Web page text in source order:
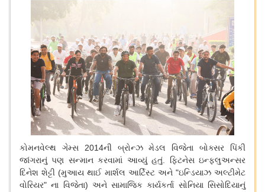
કોમનવેલ્થ ગેમ્સ2014ની બ્રોન્ઝ મેડલ વિજેતા બોક્સર
પિંકી
જાંગરાનું પણ સન્માન કરવામાં આવ્યું હતું. ફિટનેસ ઇન્ફ્લુઅન્સર
દિનેશ શેટ્ટી (મુઆય થાઈ માર્શલ આર્ટિસ્ટ અને "ઇન્ડિયાઝ અલ્ટીમેટ
વોરિયર"ના વિજેતા) અને સામાજિક કાર્યકર્તા સોનિયા સિસોદિયાનું